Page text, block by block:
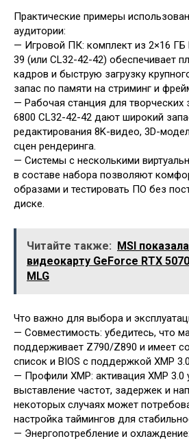
Практические примеры
аудитории:
— Игровой ПК: комплект из 2×16 ГБ
39 (или CL32-42-42) обеспечивает
кадров и быструю загрузку
запас по памяти на стриминг и
— Рабочая станция для творческих
6800 CL32-42-42 дают широкий
редактирования 8K-видео, 3D-
сцен рендеринга.
— Системы с несколькими
в составе набора позволяют
образами и тестировать ПО без
диске.
Читайте также: MSI
видеокарту GeForce RTX
MLG
Что важно для выбора и
— Совместимость: убедитесь, что
поддерживает Z790/Z890 и имеет
список и BIOS с поддержкой XMP
— Профили XMP: активация XMP 3.0
выставление частот, задержек и
некоторых случаях может
настройка таймингов для
— Энергопотребление и